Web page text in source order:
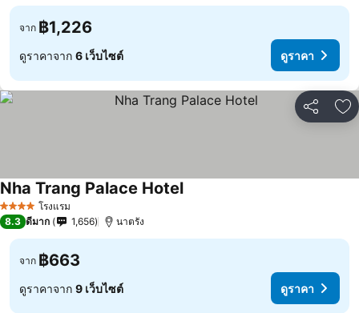
จาก ฿1,226
ดูราคาจาก 6 เว็บไซต์ ดูราคา
แชร์ เ
4 ดาว โรงแรม
Nha Trang Palace Hotel
8.3 ดีมาก 1,656 นาตรัง
จาก ฿663
ดูราคาจาก 9 เว็บไซต์ ดูราคา